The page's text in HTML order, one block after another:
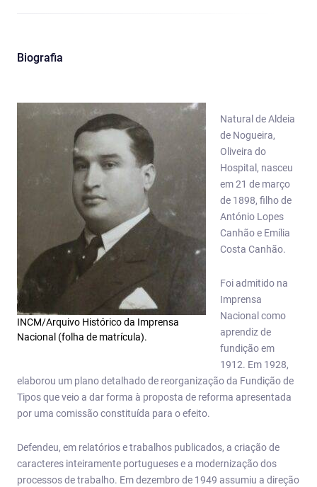
Biografia
INCM/Arquivo Histórico da Imprensa
Nacional (folha de matrícula).
Natural de Aldeia
de Nogueira,
Oliveira do
Hospital, nasceu
em 21 de março
de 1898, filho de
António Lopes
Canhão e Emília
Costa Canhão.
Foi admitido na
Imprensa
Nacional como
aprendiz de
fundição em
1912. Em 1928,
elaborou um plano detalhado de reorganização da Fundição de
Tipos que veio a dar forma à proposta de reforma apresentada
por uma comissão constituída para o efeito.
Defendeu, em relatórios e trabalhos publicados, a criação de
caracteres inteiramente portugueses e a modernização dos
processos de trabalho. Em dezembro de 1949 assumiu a direção